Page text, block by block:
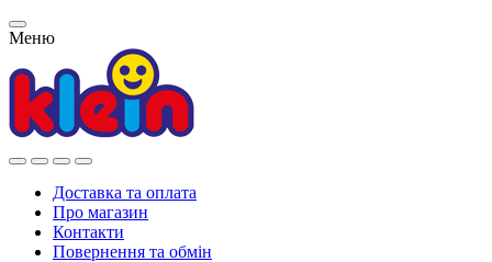
Меню
Доставка та оплата
Про магазин
Контакти
Повернення та обмін